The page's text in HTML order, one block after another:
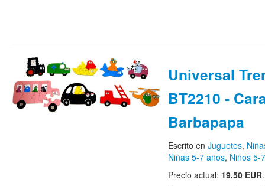
Universal
BT2210 -
Barbapapa
Escrito en Juguetes,
Niñas 5-7 años, Niños 5-
Precio actual: 19.50 EUR.